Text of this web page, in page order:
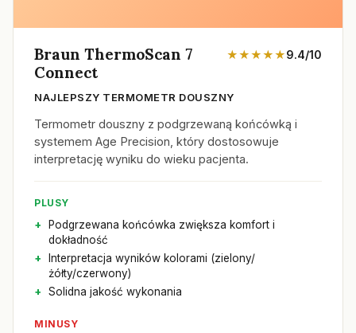
Braun ThermoScan 7
Connect
★★★★★9.4/10
NAJLEPSZY TERMOMETR DOUSZNY
Termometr douszny z podgrzewaną końcówką i
systemem Age Precision, który dostosowuje
interpretację wyniku do wieku pacjenta.
PLUSY
Podgrzewana końcówka zwiększa komfort i
dokładność
Interpretacja wyników kolorami (zielony/
żółty/czerwony)
Solidna jakość wykonania
MINUSY